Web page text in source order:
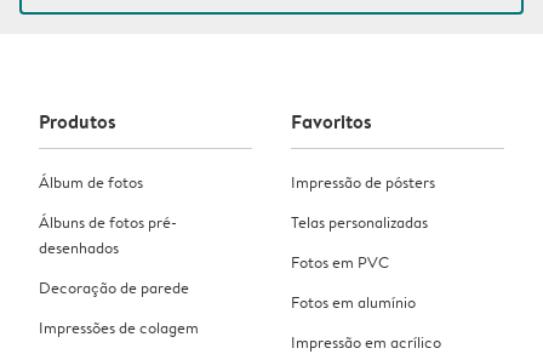
Produtos
Álbum de fotos
Álbuns de fotos pré-
desenhados
Decoração de parede
Impressões de colagem
Favoritos
Impressão de pósters
Telas personalizadas
Fotos em PVC
Fotos em alumínio
Impressão em acrílico